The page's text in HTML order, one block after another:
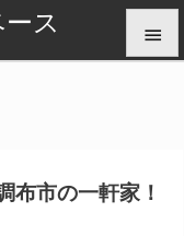
ス 

布市の一軒家！